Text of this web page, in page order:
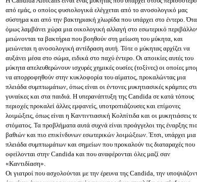
από εμάς, ο οποίος φυσιολογικά ελέγχεται από το ανοσολογικό μας
σύστημα και από την βακτηριακή χλωρίδα που υπάρχει στο έντερο.
όμως λαμβάνει χώρα μια οικολογική αλλαγή στο εσωτερικό
μειώνονται τα βακτήρια που βοηθούν στη μείωση του μύκητα, και
μειώνεται η ανοσολογική αντίδραση αυτή. Τότε ο μύκητας αρχίζει να
αυξάνει μέσα στο σώμα, ειδικά στο παχύ έντερο. Οι αποικίες αυτές του
μύκητα απελευθερώνουν ισχυρές χημικές ουσίες (τοξίνες) οι οποίες
να απορροφηθούν στην κυκλοφορία του αίματος, προκαλώντας μια
πλειάδα συμπτωμάτων, όπως είναι οι έντονες μυκητιασικές κράμπες
γυναίκες και στα παιδιά. Η υπερανάπτυξη της Candida σε κατά τόπους
περιοχές προκαλεί άλλες εμφανείς, υποτροπιάζουσες και επίμονες
λοιμώξεις, όπως είναι η Καντιντιασική Κολπίτιδα και οι μυκητιάσεις
στόματος. Τα προβλήματα αυτά συχνά είναι προάγγελοι της έναρξης πιο
βαθιών και πιο επικίνδυνων εσωτερικών λοιμώξεων. Έτσι, υπάρχει μια
πλειάδα συμπτωμάτων και σημείων που προκαλούν τις διαταραχές που
οφείλονται στην Candida και που αναφέρονται όλες μαζί σαν
«Καντιδίαση».
Οι γιατροί που ασχολούνται με την έρευνα της Candida, την